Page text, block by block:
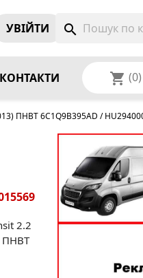
УВIЙТИ search
КОНТАКТИ shopping_cart (0)
ПНВТ 6C1Q9B395AD /
2.2
ПНВТ